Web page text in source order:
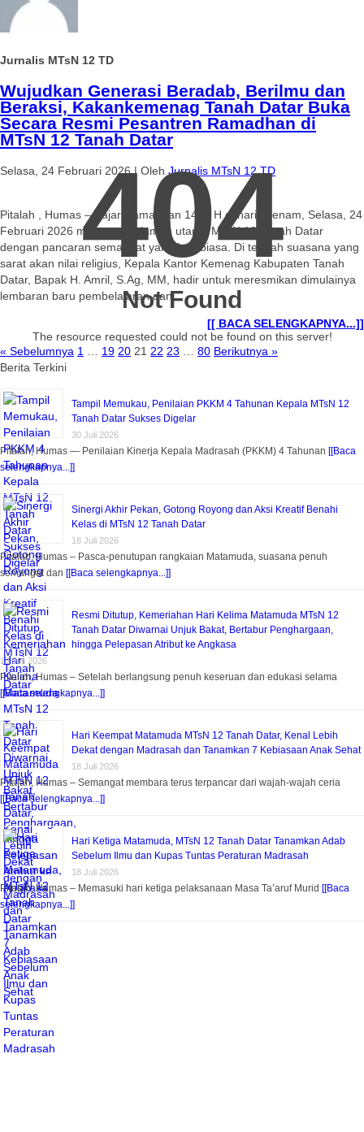
Jurnalis MTsN 12 TD
Wujudkan Generasi Beradab, Berilmu dan
Beraksi, Kakankemenag Tanah Datar Buka
Secara Resmi Pesantren Ramadhan di
MTsN 12 Tanah Datar
Selasa, 24 Februari 2026| Oleh Jurnalis MTsN 12 TD
Pitalah , Humas – Fajar Ramadhan 1447 H di hari keenam, Selasa, 24
Februari 2026 menyapa halaman utama MTsN 12 Tanah Datar
dengan pancaran semangat yang luar biasa. Di tengah suasana yang
sarat akan nilai religius, Kepala Kantor Kemenag Kabupaten Tanah
Datar, Bapak H. Amril, S.Ag, MM, hadir untuk meresmikan dimulainya
lembaran baru pembelajaran dan…
[[ BACA SELENGKAPNYA...]]
« Sebelumnya 1 19 20 21 22 23 80 Berikutnya »
Berita Terkini
Tampil Memukau, Penilaian PKKM 4 Tahunan Kepala MTsN 12
Tanah Datar Sukses Digelar
30 Juli 2026
Pitalah, Humas — Penilaian Kinerja Kepala Madrasah (PKKM) 4 Tahunan [[Baca
selengkapnya...]]
Sinergi Akhir Pekan, Gotong Royong dan Aksi Kreatif Benahi
Kelas di MTsN 12 Tanah Datar
18 Juli 2026
Pitalah, Humas – Pasca-penutupan rangkaian Matamuda, suasana penuh
semangat dan [[Baca selengkapnya...]]
Resmi Ditutup, Kemeriahan Hari Kelima Matamuda MTsN 12
Tanah Datar Diwarnai Unjuk Bakat, Bertabur Penghargaan,
hingga Pelepasan Atribut ke Angkasa
18 Juli 2026
Pitalah, Humas – Setelah berlangsung penuh keseruan dan edukasi selama
[[Baca selengkapnya...]]
Hari Keempat Matamuda MTsN 12 Tanah Datar, Kenal Lebih
Dekat dengan Madrasah dan Tanamkan 7 Kebiasaan Anak Sehat
18 Juli 2026
Pitalah, Humas – Semangat membara terus terpancar dari wajah-wajah ceria
[[Baca selengkapnya...]]
Hari Ketiga Matamuda, MTsN 12 Tanah Datar Tanamkan Adab
Sebelum Ilmu dan Kupas Tuntas Peraturan Madrasah
18 Juli 2026
Pitalah, Humas – Memasuki hari ketiga pelaksanaan Masa Ta’aruf Murid [[Baca
selengkapnya...]]
404
Not Found
The resource requested could not be found on this server!